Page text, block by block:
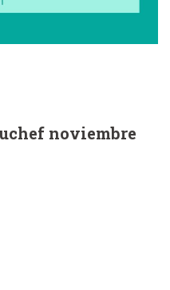
noviembre